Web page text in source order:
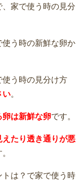
家で使う時の見分
う時の新鮮な卵か
う時の見分け方
い。
卵は新鮮な卵です。
たり透き通りが悪
は？で家で使う時